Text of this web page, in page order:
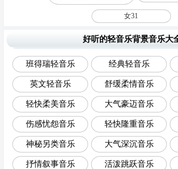
女31
好听的轻音乐背景音乐大
班得瑞轻音乐 经典轻音乐
英文轻音乐 舒缓柔情音乐
轻快柔美音乐 大气豪迈音乐
伤感忧怨音乐 轻快隆重音乐
神秘另类音乐 大气深沉音乐
抒情叙事音乐 活泼跳跃音乐